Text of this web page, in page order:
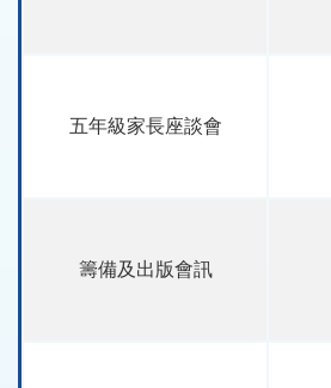
五年級家長座談會
籌備及出版會訊